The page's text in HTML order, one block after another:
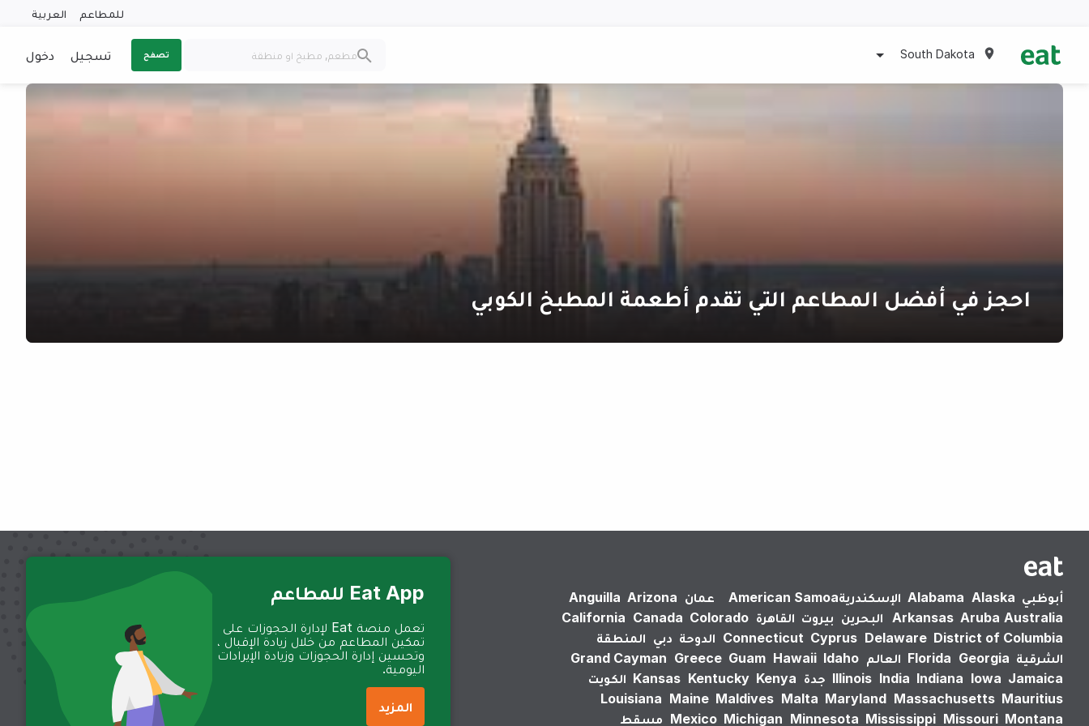
للمطاعم العربية
South Dakota تصفح تسجيل دخول
احجز في أفضل المطاعم التي تقدم أطعمة المطبخ الكوبي
أبوظبي Alabama Alaska الإسكندرية‎American Samoa عمان Anguilla Arizona
Arkansas Aruba Australia البحرين بيروت القاهرة California Canada Colorado
Connecticut Cyprus Delaware District of Columbia الدوحة دبي المنطقة
الشرقية
Florida Georgia العالم Grand Cayman Greece Guam Hawaii Idaho
Illinois India Indiana Iowa Jamaica جدة Kansas Kentucky Kenya
الكويت
Louisiana Maine Maldives Malta Maryland Massachusetts Mauritius
Mexico Michigan Minnesota Mississippi Missouri Montana مسقط
Eat App للمطاعم
تعمل منصة Eat لإدارة الحجوزات على
تمكين المطاعم من خلال زيادة الإقبال ،
وتحسين إدارة الحجوزات وزيادة الإيرادات
اليومية.
المزيد